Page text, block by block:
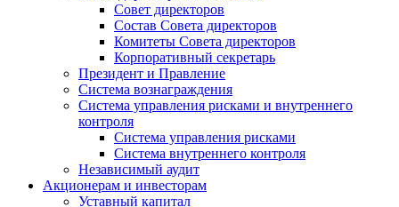
Совет директоров
Состав Совета директоров
Комитеты Совета директоров
Корпоративный секретарь
Президент и Правление
Система вознаграждения
Система управления рисками и внутреннего
контроля
Система управления рисками
Система внутреннего контроля
Независимый аудит
Акционерам и инвесторам
Уставный капитал